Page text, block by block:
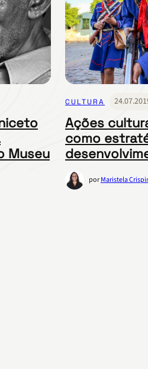
Museu
CULTURA
Ações
como
porMaristela